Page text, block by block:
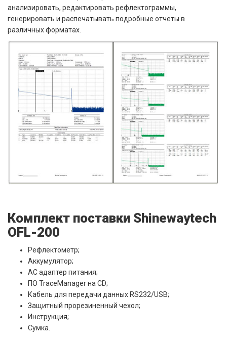
анализировать, редактировать рефлектограммы,
генерировать и распечатывать подробные отчеты в
различных форматах.
Комплект поставки Shinewaytech
OFL-200
Рефлектометр;
Аккумулятор;
AC адаптер питания;
ПО TraceManager на CD;
Кабель для передачи данных RS232/USB;
Защитный прорезиненный чехол;
Инструкция;
Сумка.